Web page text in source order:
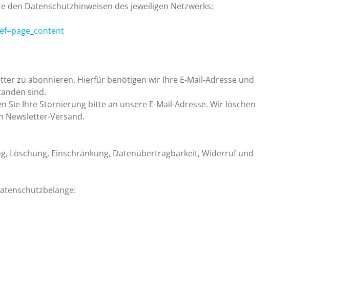
Datenschutzhinweisen des jeweiligen Netzwerks:
zu abonnieren. Hierfür benötigen wir Ihre E-Mail-Adresse und
sind.
Sie Ihre Stornierung bitte an unsere E-Mail-Adresse. Wir löschen
Newsletter-Versand.
Löschung, Einschränkung, Datenübertragbarkeit, Widerruf und